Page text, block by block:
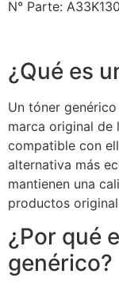
N° Parte:
¿Qué es
Un tóner
marca original de
compatible con
alternativa más
mantienen una
productos
¿Por qué
genérico?